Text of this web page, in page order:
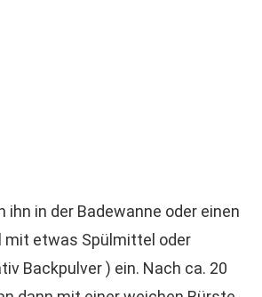
ihn in der Badewanne oder einen
mit etwas Spülmittel oder
Backpulver ) ein. Nach ca. 20